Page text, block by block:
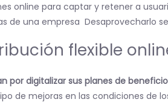
online para captar y retener a
de una empresa Desaprovecharlo
flexible
por digitalizar sus planes de
de mejoras en las condiciones de